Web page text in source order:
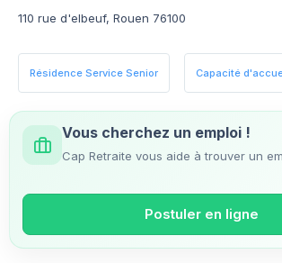
110 rue d'elbeuf, Rouen 76100
Résidence Service Senior Capacité
Vous cherchez un emploi !
Cap Retraite vous aide à trouver un
Postuler en ligne